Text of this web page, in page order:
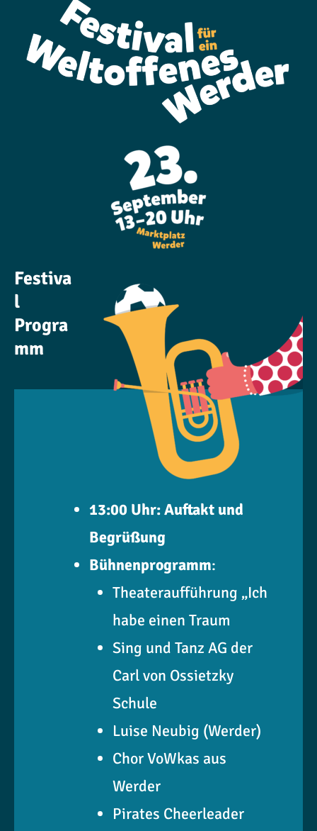
Festiva
l
Progra
mm
13:00 Uhr: Auftakt und
Begrüßung
Bühnenprogramm:
Theateraufführung „Ich
habe einen Traum
Sing und Tanz AG der
Carl von Ossietzky
Schule
Luise Neubig (Werder)
Chor VoWkas aus
Werder
Pirates Cheerleader